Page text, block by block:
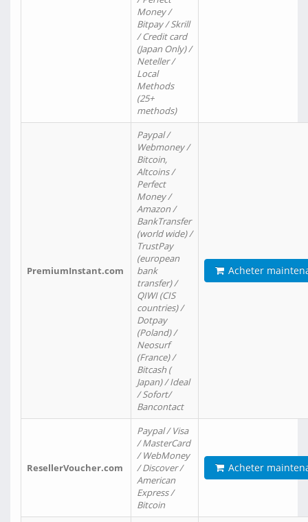
Money /
Bitpay / Skrill
/ Credit card
(Japan Only) /
Neteller /
Local
Methods
(25+
methods)
PremiumInstant.com
Paypal /
Webmoney /
Bitcoin,
Altcoins /
Perfect
Money /
Amazon /
BankTransfer
(world wide) /
TrustPay
(european
bank
transfer) /
QIWI (CIS
countries) /
Dotpay
(Poland) /
Neosurf
(France) /
Bitcash (
Japan) / Ideal
/ Sofort/
Bancontact
Acheter
ResellerVoucher.com
Paypal / Visa
/ MasterCard
/ WebMoney
/ Discover /
American
Express /
Bitcoin
Acheter